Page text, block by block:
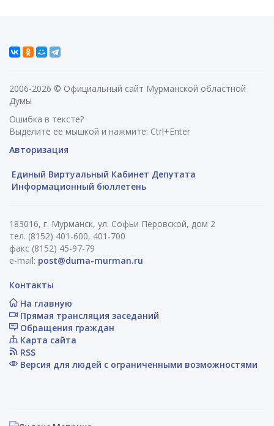
2006-2026 © Официальный сайт Мурманской областной
Думы
Ошибка в тексте?
Выделите ее мышкой и нажмите: Ctrl+Enter
Авторизация
Единый Виртуальный Кабинет Депутата
Информационный бюллетень
183016, г. Мурманск, ул. Софьи Перовской, дом 2
тел. (8152) 401-600, 401-700
факс (8152) 45-97-79
e-mail: post@duma-murman.ru
Контакты
На главную
Прямая трансляция заседаний
Обращения граждан
Карта сайта
RSS
Версия для людей с ограниченными возможностями